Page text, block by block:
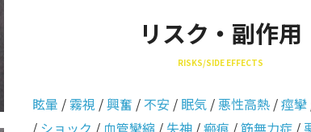
リスク・副作用
RISKS/SIDE EFFECTS
眩暈 /霧視 /興奮 / 不安 / 眠気 /悪性高熱 /痙攣
/ ショック /血管攣縮 /失神 /瘢痕 /筋無力症 /